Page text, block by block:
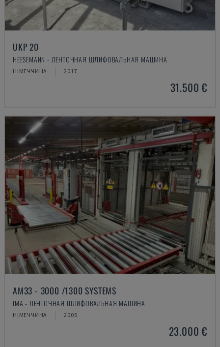
UKP 20
HEESEMANN - ЛЕНТОЧНАЯ ШЛИФОВАЛЬНАЯ МАШИНА
НІМЕЧЧИНА 2017
31.500 €
AM33 - 3000 /1300 SYSTEMS
IMA - ЛЕНТОЧНАЯ ШЛИФОВАЛЬНАЯ МАШИНА
НІМЕЧЧИНА 2005
23.000 €